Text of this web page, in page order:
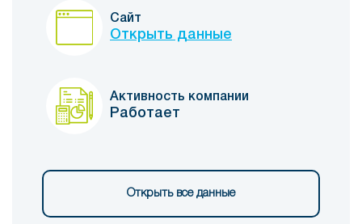
Сайт
Открыть данные
Активность компании
Работает
Открыть все данные